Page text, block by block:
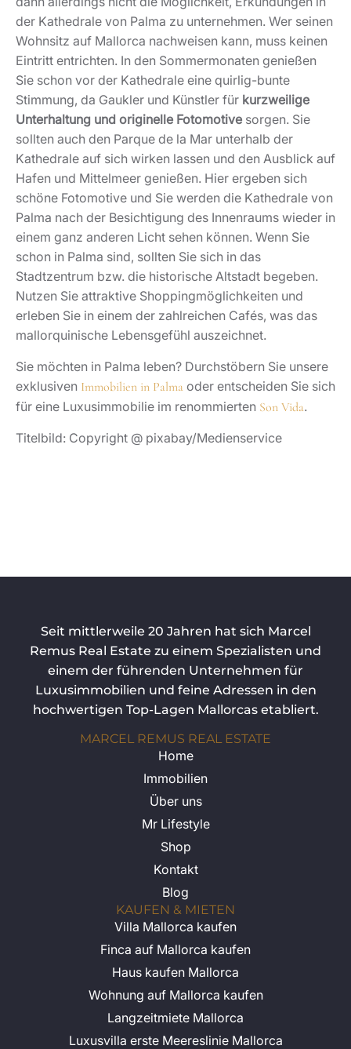
der Kathedrale von Palma zu unternehmen. Wer seinen
Wohnsitz auf Mallorca nachweisen kann, muss keinen
Eintritt entrichten. In den Sommermonaten genießen
Sie schon vor der Kathedrale eine quirlig-bunte
Stimmung, da Gaukler und Künstler für kurzweilige
Unterhaltung und originelle Fotomotive sorgen. Sie
sollten auch den Parque de la Mar unterhalb der
Kathedrale auf sich wirken lassen und den Ausblick auf
Hafen und Mittelmeer genießen. Hier ergeben sich
schöne Fotomotive und Sie werden die Kathedrale von
Palma nach der Besichtigung des Innenraums wieder in
einem ganz anderen Licht sehen können. Wenn Sie
schon in Palma sind, sollten Sie sich in das
Stadtzentrum bzw. die historische Altstadt begeben.
Nutzen Sie attraktive Shoppingmöglichkeiten und
erleben Sie in einem der zahlreichen Cafés, was das
mallorquinische Lebensgefühl auszeichnet.
Sie möchten in Palma leben? Durchstöbern Sie unsere
exklusiven Immobilien in Palma oder entscheiden Sie sich
für eine Luxusimmobilie im renommierten Son Vida.
Titelbild: Copyright @ pixabay/Medienservice
Seit mittlerweile 20 Jahren hat sich Marcel
Remus Real Estate zu einem Spezialisten und
einem der führenden Unternehmen für
Luxusimmobilien und feine Adressen in den
hochwertigen Top-Lagen Mallorcas etabliert.
MARCEL REMUS REAL ESTATE
Home
Immobilien
Über uns
Mr Lifestyle
Shop
Kontakt
Blog
KAUFEN & MIETEN
Villa Mallorca kaufen
Finca auf Mallorca kaufen
Haus kaufen Mallorca
Wohnung auf Mallorca kaufen
Langzeitmiete Mallorca
Luxusvilla erste Meereslinie Mallorca